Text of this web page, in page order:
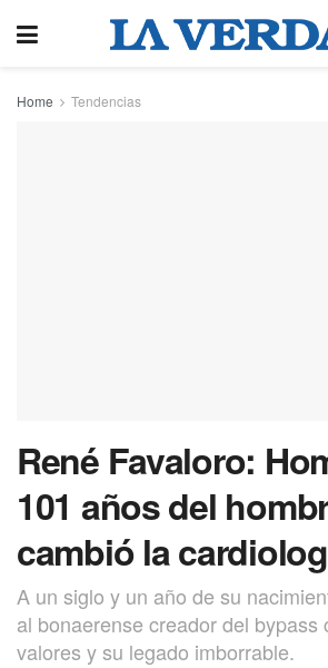
Home Tendencias
René Favaloro:
101 años del
cambió la
A un siglo y un año de su
al bonaerense creador del bypass
valores y su legado imborrable.